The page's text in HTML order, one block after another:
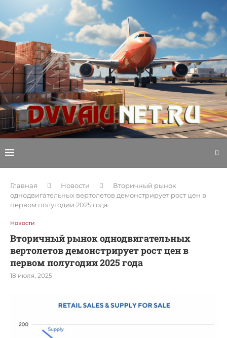
Главная Новости
Вторичный рынок
однодвигательных вертолетов демонстрирует рост цен в
первом полугодии 2025 года
Новости
Вторичный рынок однодвигательных
вертолетов демонстрирует рост цен в
первом полугодии 2025 года
18 июля, 2025